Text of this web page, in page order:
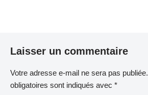
Laisser un commentaire
Votre adresse e-mail ne sera pas publiée.
obligatoires sont indiqués avec *